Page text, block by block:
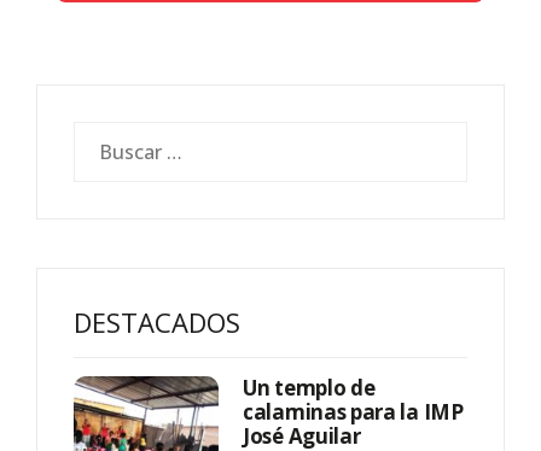
DESTACADOS
Un templo de
calaminas para la IMP
José Aguilar